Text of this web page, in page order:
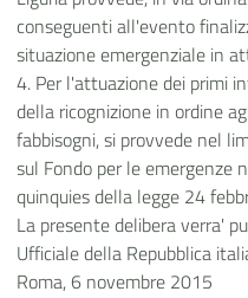
conseguenti all'evento
situazione emergenziale in
4. Per l'attuazione dei primi
della ricognizione in ordine
fabbisogni, si provvede nel
sul Fondo per le emergenze
quinquies della legge 24
La presente delibera verra'
Ufficiale della Repubblica
Roma, 6 novembre 2015